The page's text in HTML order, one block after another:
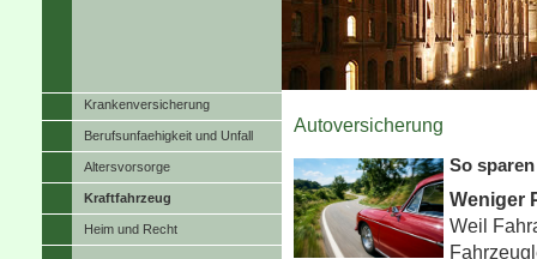
Kranken­ver­si­che­rung
Berufsunfaehigkeit und Unfall
Alters­vorsorge
Kraftfahrzeug
Heim und Recht
Auto­ver­si­che­rung
So
Weniger
Weil